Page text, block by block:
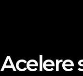
Acelere